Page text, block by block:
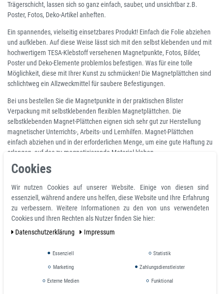
Trägerschicht, lassen sich so ganz einfach, sauber, und unsichtbar z.B.
Poster, Fotos, Deko-Artikel anheften.
Ein spannendes, vielseitig einsetzbares Produkt! Einfach die Folie abziehen
und aufkleben. Auf diese Weise lässt sich mit den selbst klebenden und mit
hochwertigem TESA-Klebstoff versehenen Magnetpunkte, Fotos, Bilder,
Poster und Deko-Elemente problemlos befestigen. Was für eine tolle
Möglichkeit, diese mit Ihrer Kunst zu schmücken! Die Magnetplättchen sind
schlichtweg ein Allzweckmittel für saubere Befestigungen.
Bei uns bestellen Sie die Magnetpunkte in der praktischen Blister
Verpackung mit selbstklebenden flexiblen Magnetplättchen. Die
selbstklebenden Magnet-Plättchen eignen sich sehr gut zur Herstellung
magnetischer Unterrichts-, Arbeits- und Lernhilfen. Magnet-Plättchen
einfach abziehen und in der erforderlichen Menge, um eine gute Haftung zu
erlangen, auf das zu magnetisierende Material kleben.
Dadurch das die Plättchen selbstklebend sind, benötigen Sie keine
Magnetplättchen, dann können Sie diese auch mit einer Schere auf die
gewünschte Größe ändern.
Magnetisierung anisotrop vorzugsgerichtet, höchste Haftwirkung
Beschichtung Roh braun, selbstklebend mit 3M 9448A
Haftkraft (*) ca. 80 g/cm²
Cookies
Wir nutzen Cookies auf unserer Website. Einige von diesen sind
essenziell, während andere uns helfen, diese Website und Ihre Erfahrung
zu verbessern. Weitere Informationen zu den von uns verwendeten
Cookies und Ihren Rechten als Nutzer finden Sie hier:
Daten­schutz­erklärung
Impressum
Essenziell Statistik
Marketing Zahlungsdienstleister
Externe Medien Funktional